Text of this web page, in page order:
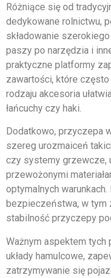
Różniące się od
dedykowane rolnictwu,
składowanie
paszy po narzędzia i
praktyczne platformy
zawartości, które
rodzaju akcesoria
łańcuchy czy haki.
Dodatkowo, przyczepa
szereg urozmaiceń
czy systemy grzewcze,
przewożonymi
optymalnych
bezpieczeństwa, w
stabilność przyczepy
Ważnym aspektem
układy hamulcowe,
zatrzymywanie się